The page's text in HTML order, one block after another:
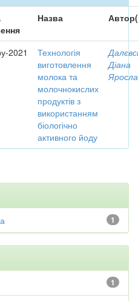
Назва
2021
Технологія
виготовлення
молока та
молочнокислих
продуктів з
використанням
біологічно
активного йоду
Діана
1
1